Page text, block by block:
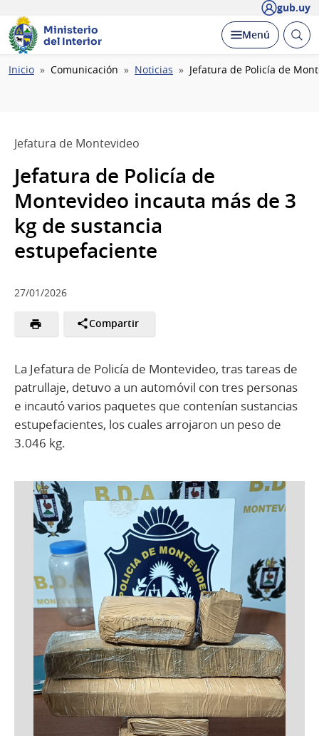
gub.uy
Ministerio
del Interior
Desplegar
Menú Abrir
Ruta
Inicio Comunicación Noticias Jefatura de Policía de
Jefatura de Montevideo
Jefatura de Policía de
Montevideo incauta más de 3
kg de sustancia
estupefaciente
27/01/2026
Compartir
La Jefatura de Policía de Montevideo, tras tareas de
patrullaje, detuvo a un automóvil con tres personas
e incautó varios paquetes que contenían sustancias
estupefacientes, los cuales arrojaron un peso de
3.046 kg.